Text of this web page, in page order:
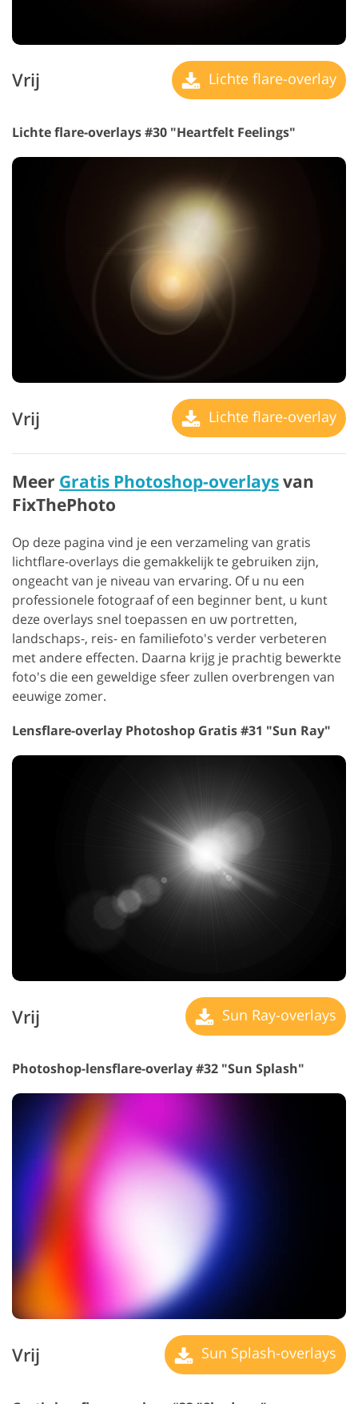
Vrij Lichte flare-overlay
Lichte flare-overlays #30 "Heartfelt Feelings"
Vrij Lichte flare-overlay
Meer Gratis Photoshop-overlaysvan
FixThePhoto
Op deze pagina vind je een verzameling van gratis
lichtflare-overlays die gemakkelijk te gebruiken zijn,
ongeacht van je niveau van ervaring. Of u nu een
professionele fotograaf of een beginner bent, u kunt
deze overlays snel toepassen en uw portretten,
landschaps-, reis- en familiefoto's verder verbeteren
met andere effecten. Daarna krijg je prachtig bewerkte
foto's die een geweldige sfeer zullen overbrengen van
eeuwige zomer.
Lensflare-overlay Photoshop Gratis #31 "Sun Ray"
Vrij Sun Ray-overlays
Photoshop-lensflare-overlay #32 "Sun Splash"
Vrij Sun Splash-overlays